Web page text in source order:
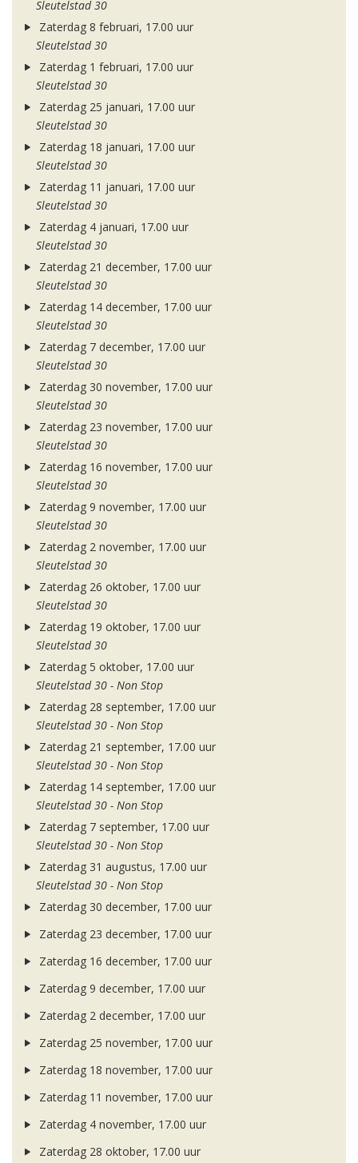
Sleutelstad 30
Zaterdag 8 februari, 17.00 uur
Sleutelstad 30
Zaterdag 1 februari, 17.00 uur
Sleutelstad 30
Zaterdag 25 januari, 17.00 uur
Sleutelstad 30
Zaterdag 18 januari, 17.00 uur
Sleutelstad 30
Zaterdag 11 januari, 17.00 uur
Sleutelstad 30
Zaterdag 4 januari, 17.00 uur
Sleutelstad 30
Zaterdag 21 december, 17.00 uur
Sleutelstad 30
Zaterdag 14 december, 17.00 uur
Sleutelstad 30
Zaterdag 7 december, 17.00 uur
Sleutelstad 30
Zaterdag 30 november, 17.00 uur
Sleutelstad 30
Zaterdag 23 november, 17.00 uur
Sleutelstad 30
Zaterdag 16 november, 17.00 uur
Sleutelstad 30
Zaterdag 9 november, 17.00 uur
Sleutelstad 30
Zaterdag 2 november, 17.00 uur
Sleutelstad 30
Zaterdag 26 oktober, 17.00 uur
Sleutelstad 30
Zaterdag 19 oktober, 17.00 uur
Sleutelstad 30
Zaterdag 5 oktober, 17.00 uur
Sleutelstad 30 - Non Stop
Zaterdag 28 september, 17.00 uur
Sleutelstad 30 - Non Stop
Zaterdag 21 september, 17.00 uur
Sleutelstad 30 - Non Stop
Zaterdag 14 september, 17.00 uur
Sleutelstad 30 - Non Stop
Zaterdag 7 september, 17.00 uur
Sleutelstad 30 - Non Stop
Zaterdag 31 augustus, 17.00 uur
Sleutelstad 30 - Non Stop
Zaterdag 30 december, 17.00 uur
Zaterdag 23 december, 17.00 uur
Zaterdag 16 december, 17.00 uur
Zaterdag 9 december, 17.00 uur
Zaterdag 2 december, 17.00 uur
Zaterdag 25 november, 17.00 uur
Zaterdag 18 november, 17.00 uur
Zaterdag 11 november, 17.00 uur
Zaterdag 4 november, 17.00 uur
Zaterdag 28 oktober, 17.00 uur